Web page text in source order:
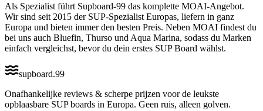
Als Spezialist führt Supboard-99 das komplette MOAI-Angebot.
Wir sind seit 2015 der SUP-Spezialist Europas, liefern in ganz
Europa und bieten immer den besten Preis. Neben MOAI findest du
bei uns auch Bluefin, Thurso und Aqua Marina, sodass du Marken
einfach vergleichst, bevor du dein erstes SUP Board wählst.
supboard.99
Onafhankelijke reviews & scherpe prijzen voor de leukste
opblaasbare SUP boards in Europa. Geen ruis, alleen golven.